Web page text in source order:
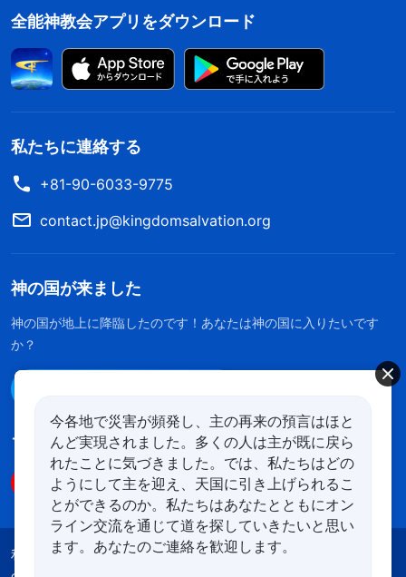
全能神教会アプリをダウンロード
私たちに連絡する
+81-90-6033-9775
contact.jp@kingdomsalvation.org
神の国が来ました
神の国が地上に降臨したのです！あなたは神の国に入りたいです
か？
フォローする
利用規約 プライバシーポリシー
クレジット
今各地で災害が頻発し、主の再来の預言はほと
んど実現されました。多くの人は主が既に戻ら
れたことに気づきました。では、私たちはどの
ようにして主を迎え、天国に引き上げられるこ
とができるのか。私たちはあなたとともにオン
ライン交流を通じて道を探していきたいと思い
ます。あなたのご連絡を歓迎します。